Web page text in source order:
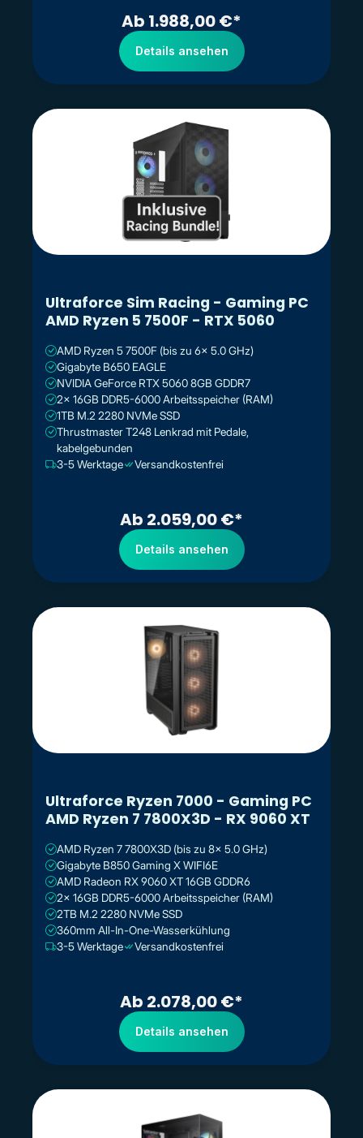
Ab 1.988,00 €*
Details ansehen
Ultraforce Sim Racing - Gaming PC
AMD Ryzen 5 7500F - RTX 5060
AMD Ryzen 5 7500F (bis zu 6x 5.0 GHz)
Gigabyte B650 EAGLE
NVIDIA GeForce RTX 5060 8GB GDDR7
2x 16GB DDR5-6000 Arbeitsspeicher (RAM)
1TB M.2 2280 NVMe SSD
Thrustmaster T248 Lenkrad mit Pedale,
kabelgebunden
3-5 Werktage
Versandkostenfrei
Ab 2.059,00 €*
Details ansehen
Ultraforce Ryzen 7000 - Gaming PC
AMD Ryzen 7 7800X3D - RX 9060 XT
AMD Ryzen 7 7800X3D (bis zu 8x 5.0 GHz)
Gigabyte B850 Gaming X WIFI6E
AMD Radeon RX 9060 XT 16GB GDDR6
2x 16GB DDR5-6000 Arbeitsspeicher (RAM)
2TB M.2 2280 NVMe SSD
360mm All-In-One-Wasserkühlung
3-5 Werktage
Versandkostenfrei
Ab 2.078,00 €*
Details ansehen